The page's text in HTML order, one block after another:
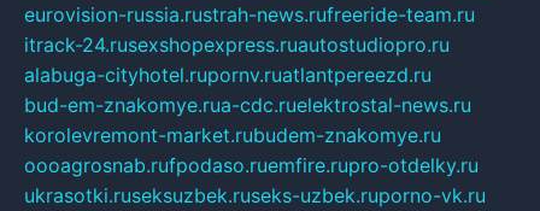
eurovision-russia.rustrah-news.rufreeride-team.ru
itrack-24.rusexshopexpress.ruautostudiopro.ru
alabuga-cityhotel.rupornv.ruatlantpereezd.ru
bud-em-znakomye.rua-cdc.ruelektrostal-news.ru
korolevremont-market.rubudem-znakomye.ru
oooagrosnab.rufpodaso.ruemfire.rupro-otdelky.ru
ukrasotki.ruseksuzbek.ruseks-uzbek.ruporno-vk.ru